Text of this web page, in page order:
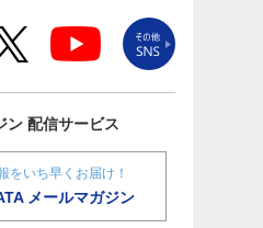
ン 配信サービス
をいち早くお届け！
メールマガジン